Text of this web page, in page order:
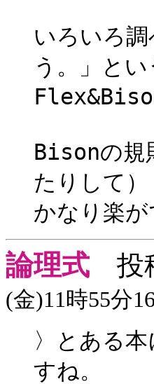
いろいろ
う。」とい
Bisonの規
たりして）
かなり楽が
論理式 投
(金)11時55分
〉とある
すね。